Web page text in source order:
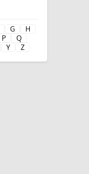
G
H
P
Q
Y Z